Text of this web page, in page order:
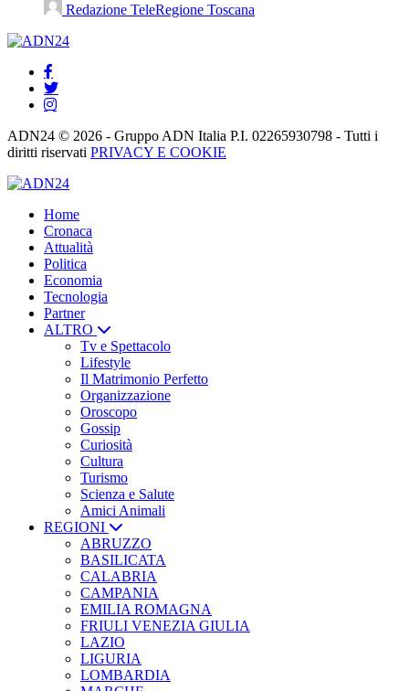
Redazione TeleRegione Toscana
ADN24 © 2026 - Gruppo ADN Italia P.I. 02265930798 - Tutti i
diritti riservati PRIVACY E COOKIE
Home
Cronaca
Attualità
Politica
Economia
Tecnologia
Partner
ALTRO
Tv e Spettacolo
Lifestyle
Il Matrimonio Perfetto
Organizzazione
Oroscopo
Gossip
Curiosità
Cultura
Turismo
Scienza e Salute
Amici Animali
REGIONI
ABRUZZO
BASILICATA
CALABRIA
CAMPANIA
EMILIA ROMAGNA
FRIULI VENEZIA GIULIA
LAZIO
LIGURIA
LOMBARDIA